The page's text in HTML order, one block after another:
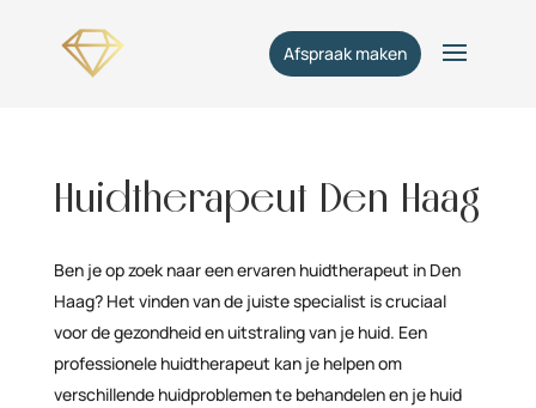
Afspraak maken
Huidtherapeut Den Haag
Ben je op zoek naar een ervaren huidtherapeut in Den
Haag? Het vinden van de juiste specialist is cruciaal
voor de gezondheid en uitstraling van je huid. Een
professionele huidtherapeut kan je helpen om
verschillende huidproblemen te behandelen en je huid